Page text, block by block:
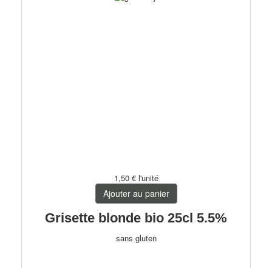
1,50 € l'unité
Ajouter au panier
Grisette blonde bio 25cl 5.5%
sans gluten